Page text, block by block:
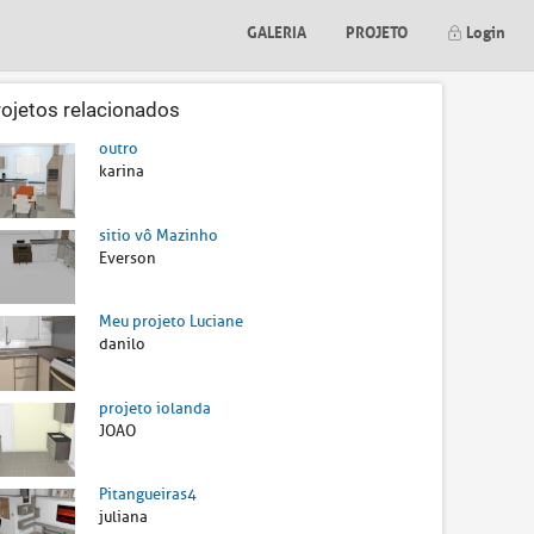
GALERIA PROJETO Login
relacionados
outro
karina
sitio vô Mazinho
Everson
Meu projeto Luciane
danilo
projeto iolanda
JOAO
Pitangueiras4
juliana